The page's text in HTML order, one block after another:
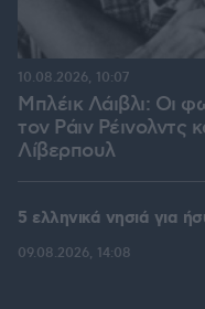
Μπλέικ Λάιβλι: Οι
τον Ράιν Ρέινολντς
Λίβερπουλ
10.08.2026, 10:07
5 ελληνικά νησιά για
09.08.2026, 14:08